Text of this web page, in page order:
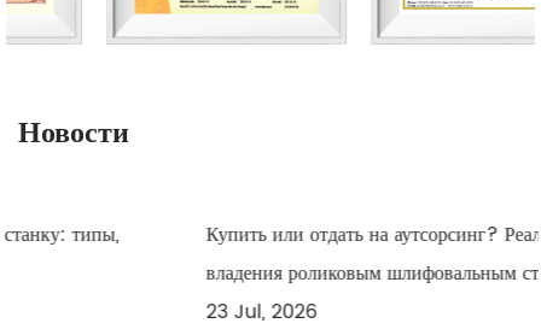
Новости
Купить или отдать на аутсорсинг? Реальная стоимость
владения роликовым шлифовальным станком с ЧПУ